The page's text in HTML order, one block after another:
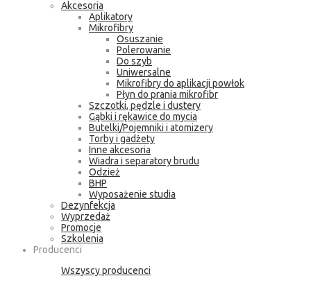
Akcesoria
Aplikatory
Mikrofibry
Osuszanie
Polerowanie
Do szyb
Uniwersalne
Mikrofibry do aplikacji powłok
Płyn do prania mikrofibr
Szczotki, pędzle i dustery
Gąbki i rękawice do mycia
Butelki/Pojemniki i atomizery
Torby i gadżety
Inne akcesoria
Wiadra i separatory brudu
Odzież
BHP
Wyposażenie studia
Dezynfekcja
Wyprzedaż
Promocje
Szkolenia
Producenci
Wszyscy producenci